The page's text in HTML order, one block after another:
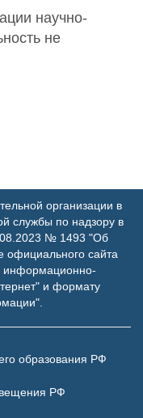
научно-
не
организации в
службы по надзору в
№ 1493 "Об
официального сайта
информационно-
и формату
образования РФ
РФ